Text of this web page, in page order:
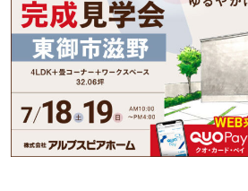
上田ハウジングパーク
佐久平ハウジングパーク
イベント&NEWS
モデルハウスTOPICS